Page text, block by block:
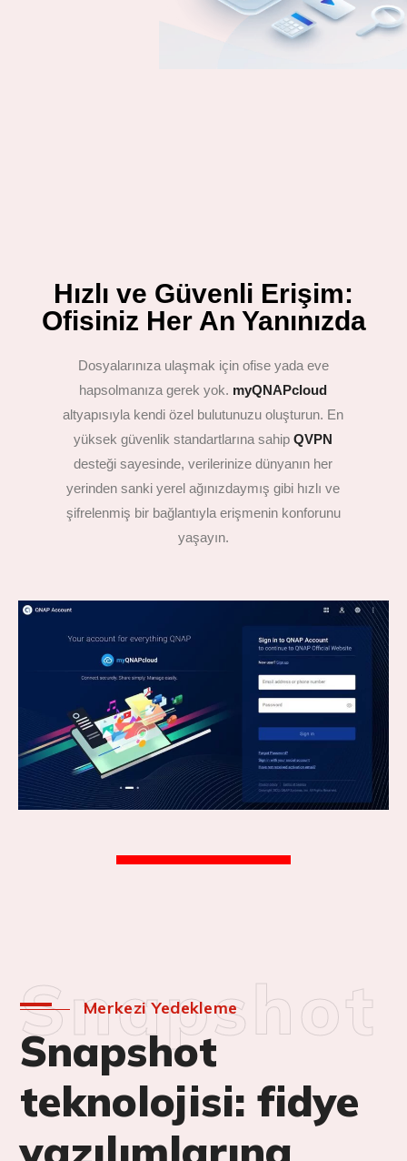
Hızlı ve Güvenli Erişim:
Ofisiniz Her An Yanınızda
Dosyalarınıza ulaşmak için ofise yada eve
hapsolmanıza gerek yok. myQNAPcloud
altyapısıyla kendi özel bulutunuzu oluşturun. En
yüksek güvenlik standartlarına sahipQVPN
desteği sayesinde, verilerinize dünyanın her
yerinden sanki yerel ağınızdaymış gibi hızlı ve
şifrelenmiş bir bağlantıyla erişmenin konforunu
yaşayın.
Merkezi Yedekleme
Snapshot
teknolojisi: fidye
Snapshot